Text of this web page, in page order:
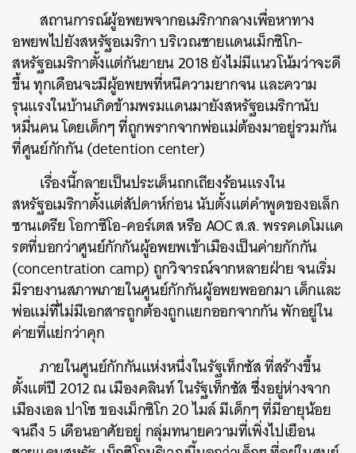
สถานการณ์ผู้อพยพจากอเมริกากลางเพื่อหาทาง
อพยพไปยังสหรัฐอเมริกา บริเวณชายแดนเม็กซิโก-
สหรัฐอเมริกาตั้งแต่กันยายน 2018 ยังไม่มีแนวโน้มว่าจะดี
ขึ้น ทุกเดือนจะมีผู้อพยพที่หนีความยากจน และความ
รุนแรงในบ้านเกิดข้ามพรมแดนมายังสหรัฐอเมริกานับ
หมื่นคน โดยเด็กๆ ที่ถูกพรากจากพ่อแม่ต้องมาอยู่รวมกัน
ที่ศูนย์กักกัน (detention center)
เรื่องนี้กลายเป็นประเด็นถกเถียงร้อนแรงใน
สหรัฐอเมริกาตั้งแต่สัปดาห์ก่อน นับตั้งแต่คำพูดของอเล็ก
ซานเดรีย โอกาซิโอ-คอร์เตส หรือ AOC ส.ส. พรรคเดโมแค
รตที่บอกว่าศูนย์กักกันผู้อพยพเข้าเมืองเป็นค่ายกักกัน
(concentration camp) ถูกวิจารณ์จากหลายฝ่าย จนเริ่ม
มีรายงานสภาพภายในศูนย์กักกันผู้อพยพออกมา เด็กและ
พ่อแม่ที่ไม่มีเอกสารถูกต้องถูกแยกออกจากกัน พักอยู่ใน
ค่ายที่แย่กว่าคุก
ภายในศูนย์กักกันแห่งหนึ่งในรัฐเท็กซัส ที่สร้างขึ้น
ตั้งแต่ปี 2012 ณ เมืองคลินท์ ในรัฐเท็กซัส ซึ่งอยู่ห่างจาก
เมืองเอล ปาโซ ของเม็กซิโก 20 ไมล์ มีเด็กๆ ที่มีอายุน้อย
จนถึง 5 เดือนอาศัยอยู่ กลุ่มทนายความที่เพิ่งไปเยือน